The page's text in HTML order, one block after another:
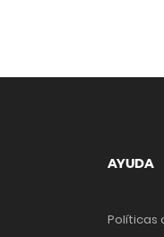
AYUDA
Políticas